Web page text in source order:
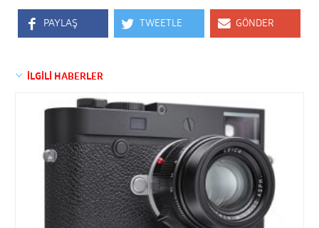
PAYLAŞ TWEETLE GÖNDER
İLGİLİ HABERLER